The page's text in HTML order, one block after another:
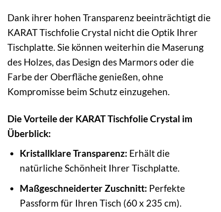
Dank ihrer hohen Transparenz beeinträchtigt die
KARAT Tischfolie Crystal nicht die Optik Ihrer
Tischplatte. Sie können weiterhin die Maserung
des Holzes, das Design des Marmors oder die
Farbe der Oberfläche genießen, ohne
Kompromisse beim Schutz einzugehen.
Die Vorteile der KARAT Tischfolie Crystal im
Überblick:
Kristallklare Transparenz: Erhält die
natürliche Schönheit Ihrer Tischplatte.
Maßgeschneiderter Zuschnitt: Perfekte
Passform für Ihren Tisch (60 x 235 cm).